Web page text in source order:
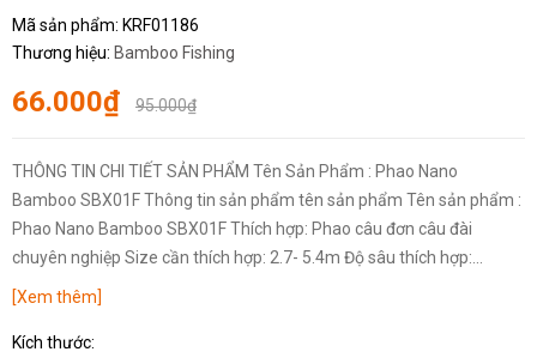
Mã sản phẩm: KRF01186
Thương hiệu: Bamboo Fishing
66.000₫ 95.000₫
THÔNG TIN CHI TIẾT SẢN PHẨM Tên Sản Phẩm : Phao Nano
Bamboo SBX01F Thông tin sản phẩm tên sản phẩm Tên sản phẩm :
Phao Nano Bamboo SBX01F Thích hợp: Phao câu đơn câu đài
chuyên nghiệp Size cần thích hợp: 2.7- 5.4m Độ sâu thích hợp:...
[Xem thêm]
Kích thước: